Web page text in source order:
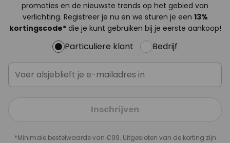
promoties en de nieuwste trends op het gebied van
verlichting. Registreer je nu en we sturen je een 13%
kortingscode*die je kunt gebruiken bij je eerste aankoop!
Particuliere klant Bedrijf
Inschrijven
*Minimale bestelwaarde van €99. Uitgesloten van de korting zijn